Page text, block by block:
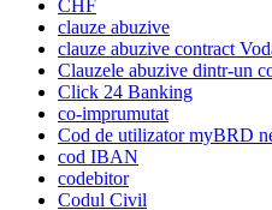
CHF
clauze abuzive
clauze abuzive contract
Clauzele abuzive dintr-un
Click 24 Banking
co-imprumutat
Cod de utilizator myBRD
cod IBAN
codebitor
Codul Civil